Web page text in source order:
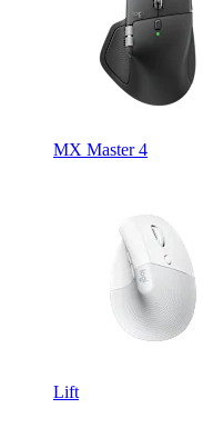
MX Master 4
Lift